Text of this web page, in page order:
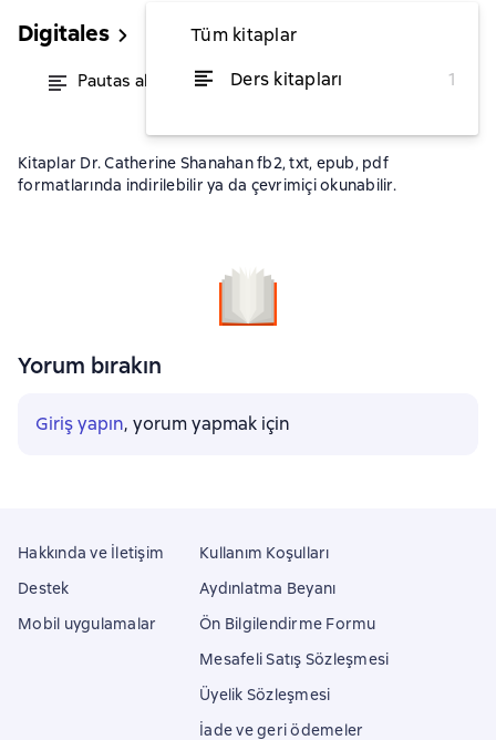
Tüm kitaplar
Ders kitapları
1
Digitales
Pautas alimentarias itibaren ₺438,79
Kitaplar Dr. Catherine Shanahan fb2, txt, epub, pdf
formatlarında indirilebilir ya da çevrimiçi okunabilir.
Yorum bırakın
Giriş yapın, yorum yapmak için
Hakkında ve İletişim
Destek
Mobil uygulamalar
Kullanım Koşulları
Aydınlatma Beyanı
Ön Bilgilendirme Formu
Mesafeli Satış Sözleşmesi
Üyelik Sözleşmesi
İade ve geri ödemeler